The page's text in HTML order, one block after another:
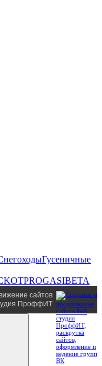
Гусеничные
PROGASIBETA
сайтов
ПроффИТ